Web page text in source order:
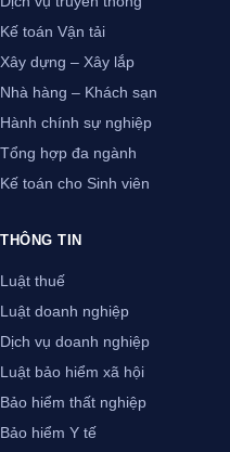
Kế toán Vận tải
Xây dựng – Xây lắp
Nhà hàng – Khách sạn
Hành chính sự nghiệp
Tổng hợp đa ngành
Kế toán cho Sinh viên
THÔNG TIN
Luật thuế
Luật doanh nghiệp
Dịch vụ doanh nghiệp
Luật bảo hiểm xã hội
Bảo hiểm thất nghiệp
Bảo hiểm Y tế